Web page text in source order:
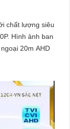
chất lượng siêu
20m AHD